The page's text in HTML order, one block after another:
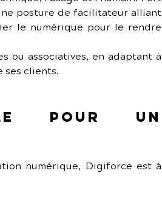
posture de facilitateur alliant
le numérique pour le rendre
ou associatives, en adaptant à
ses clients.
pour un
numérique, Digiforce est à